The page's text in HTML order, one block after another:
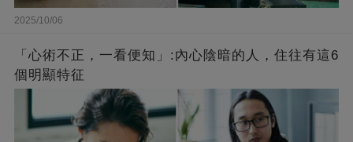
2025/10/06
「心術不正，一看便知」:內心陰暗的人，住往有這6
個明顯特征